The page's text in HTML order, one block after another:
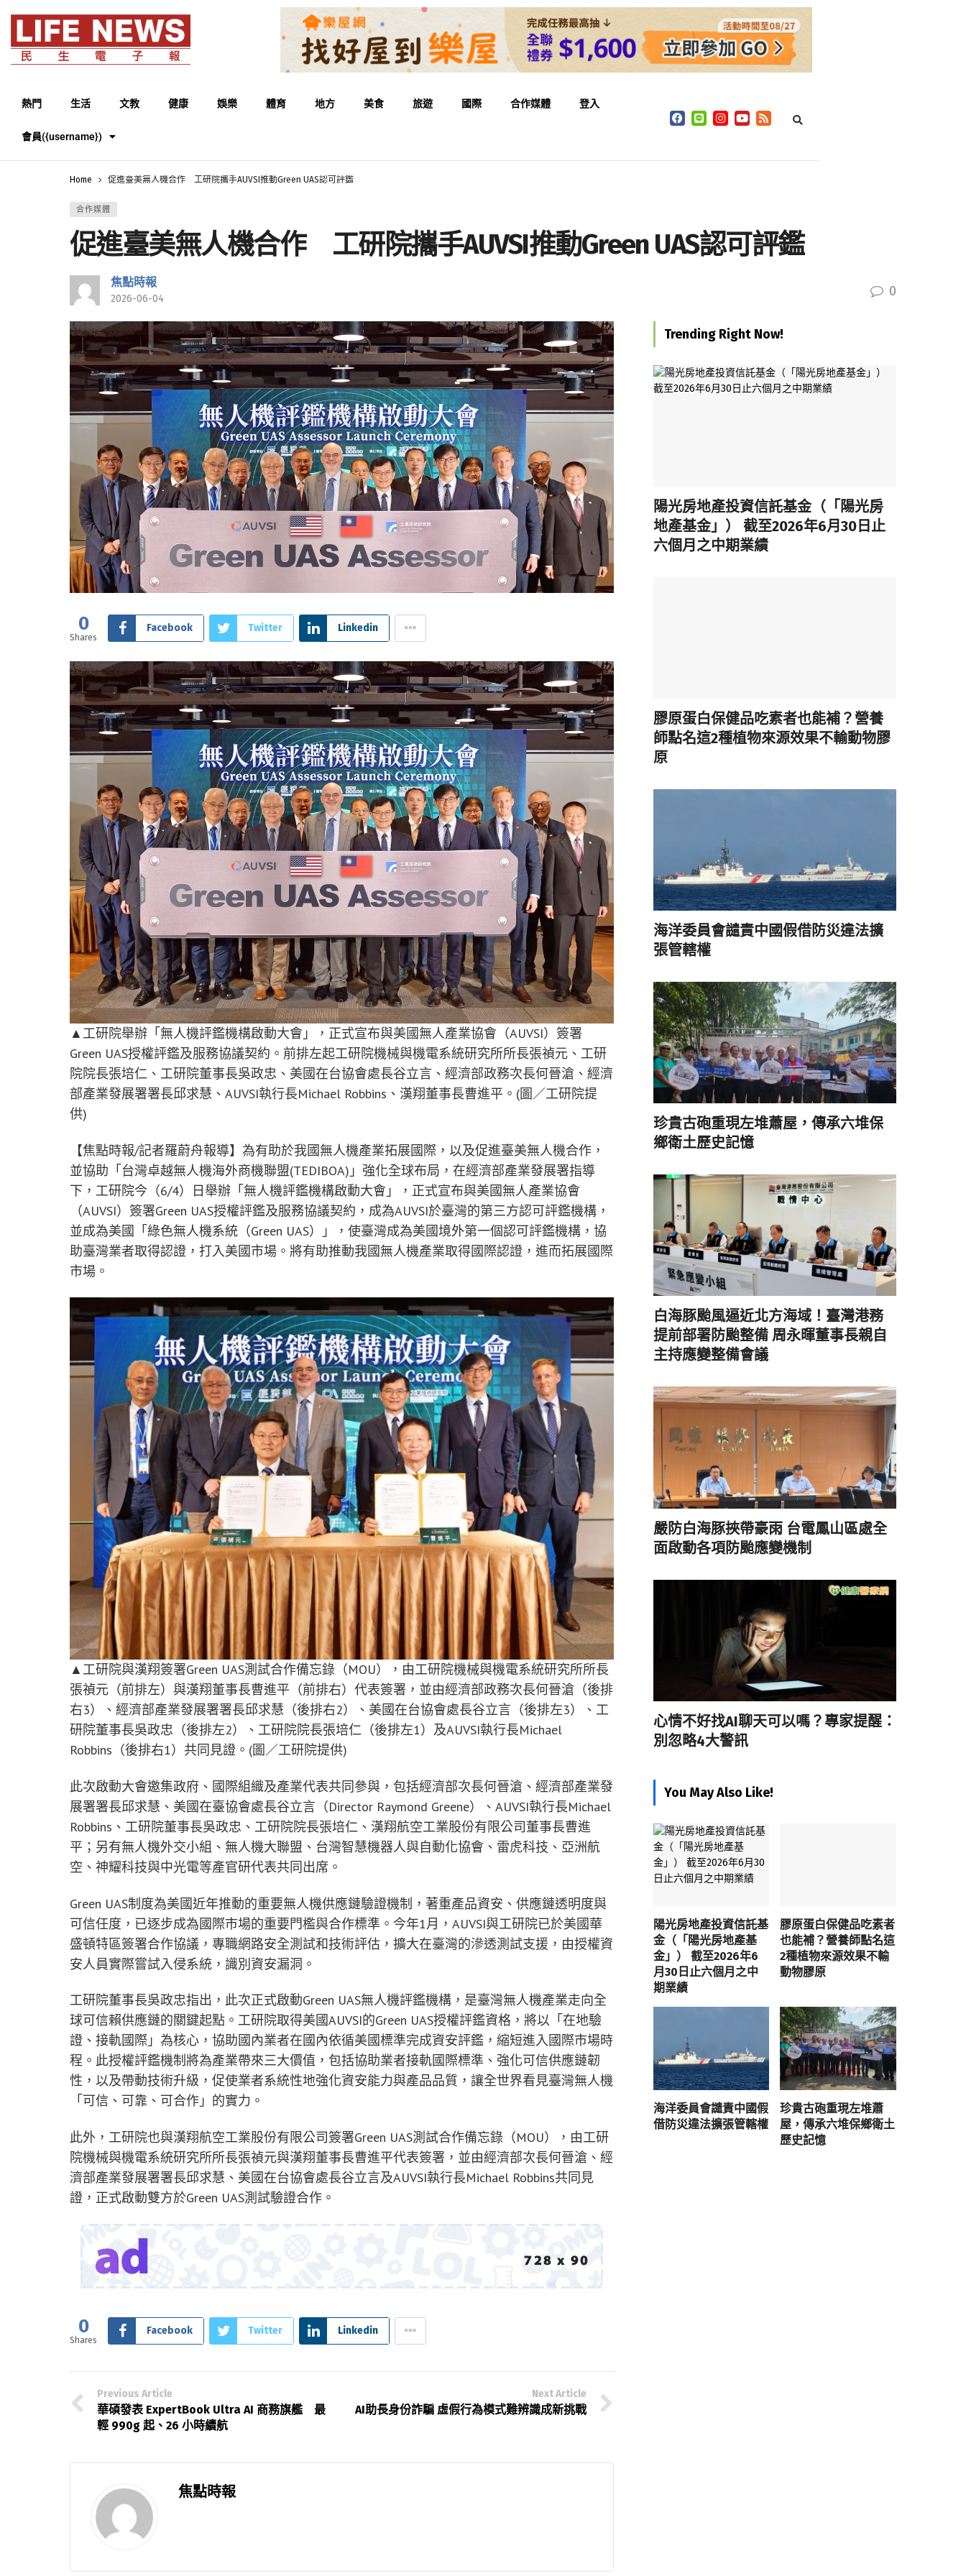
熱門 生活 文教 健康 娛樂 體育 地方 美食 旅遊 國際 合作媒體 登入
會員({username})
Home 促進臺美無人機合作 工研院攜手AUVSI推動Green UAS認可評鑑
合作媒體
促進臺美無人機合作 工研院攜手AUVSI推動Green UAS認可評鑑
焦點時報
2026-06-04 0
0
Shares
Facebook Twitter Linkedin
▲工研院舉辦「無人機評鑑機構啟動大會」，正式宣布與美國無人產業協會（AUVSI）簽署
Green UAS授權評鑑及服務協議契約。前排左起工研院機械與機電系統研究所所長張禎元、工研
院院長張培仁、工研院董事長吳政忠、美國在台協會處長谷立言、經濟部政務次長何晉滄、經濟
部產業發展署署長邱求慧、AUVSI執行長Michael Robbins、漢翔董事長曹進平。(圖／工研院提
供)
【焦點時報/記者羅蔚舟報導】為有助於我國無人機產業拓展國際，以及促進臺美無人機合作，
並協助「台灣卓越無人機海外商機聯盟(TEDIBOA)」強化全球布局，在經濟部產業發展署指導
下，工研院今（6/4）日舉辦「無人機評鑑機構啟動大會」，正式宣布與美國無人產業協會
（AUVSI）簽署Green UAS授權評鑑及服務協議契約，成為AUVSI於臺灣的第三方認可評鑑機構，
並成為美國「綠色無人機系統（Green UAS）」，使臺灣成為美國境外第一個認可評鑑機構，協
助臺灣業者取得認證，打入美國市場。將有助推動我國無人機產業取得國際認證，進而拓展國際
市場。
▲工研院與漢翔簽署Green UAS測試合作備忘錄（MOU），由工研院機械與機電系統研究所所長
張禎元（前排左）與漢翔董事長曹進平（前排右）代表簽署，並由經濟部政務次長何晉滄（後排
右3）、經濟部產業發展署署長邱求慧（後排右2）、美國在台協會處長谷立言（後排左3）、工
研院董事長吳政忠（後排左2）、工研院院長張培仁（後排左1）及AUVSI執行長Michael
Robbins（後排右1）共同見證。(圖／工研院提供)
此次啟動大會邀集政府、國際組織及產業代表共同參與，包括經濟部次長何晉滄、經濟部產業發
展署署長邱求慧、美國在臺協會處長谷立言（Director Raymond Greene）、AUVSI執行長Michael
Robbins、工研院董事長吳政忠、工研院院長張培仁、漢翔航空工業股份有限公司董事長曹進
平；另有無人機外交小組、無人機大聯盟、台灣智慧機器人與自動化協會、雷虎科技、亞洲航
空、神耀科技與中光電等產官研代表共同出席。
Green UAS制度為美國近年推動的重要無人機供應鏈驗證機制，著重產品資安、供應鏈透明度與
可信任度，已逐步成為國際市場的重要門檻與合作標準。今年1月，AUVSI與工研院已於美國華
盛頓特區簽署合作協議，專職網路安全測試和技術評估，擴大在臺灣的滲透測試支援，由授權資
安人員實際嘗試入侵系統，識別資安漏洞。
工研院董事長吳政忠指出，此次正式啟動Green UAS無人機評鑑機構，是臺灣無人機產業走向全
球可信賴供應鏈的關鍵起點。工研院取得美國AUVSI的Green UAS授權評鑑資格，將以「在地驗
證、接軌國際」為核心，協助國內業者在國內依循美國標準完成資安評鑑，縮短進入國際市場時
程。此授權評鑑機制將為產業帶來三大價值，包括協助業者接軌國際標準、強化可信供應鏈韌
性，以及帶動技術升級，促使業者系統性地強化資安能力與產品品質，讓全世界看見臺灣無人機
「可信、可靠、可合作」的實力。
此外，工研院也與漢翔航空工業股份有限公司簽署Green UAS測試合作備忘錄（MOU），由工研
院機械與機電系統研究所所長張禎元與漢翔董事長曹進平代表簽署，並由經濟部次長何晉滄、經
濟部產業發展署署長邱求慧、美國在台協會處長谷立言及AUVSI執行長Michael Robbins共同見
證，正式啟動雙方於Green UAS測試驗證合作。
0
Shares
Facebook Twitter Linkedin
Previous Article
華碩發表 ExpertBook Ultra AI 商務旗艦 最
輕 990g 起、26 小時續航
Next Article
AI助長身份詐騙 虛假行為模式難辨識成新挑戰
焦點時報
Trending Right Now!
陽光房地產投資信託基金（「陽光房
地產基金」） 截至2026年6月30日止
六個月之中期業績
膠原蛋白保健品吃素者也能補？營養
師點名這2種植物來源效果不輸動物膠
原
海洋委員會譴責中國假借防災違法擴
張管轄權
珍貴古砲重現左堆蕭屋，傳承六堆保
鄉衛土歷史記憶
白海豚颱風逼近北方海域！臺灣港務
提前部署防颱整備 周永暉董事長親自
主持應變整備會議
嚴防白海豚挾帶豪雨 台電鳳山區處全
面啟動各項防颱應變機制
心情不好找AI聊天可以嗎？專家提醒：
別忽略4大警訊
You May Also Like!
陽光房地產投資信託基
金（「陽光房地產基
金」） 截至2026年6
月30日止六個月之中
期業績
膠原蛋白保健品吃素者
也能補？營養師點名這
2種植物來源效果不輸
動物膠原
海洋委員會譴責中國假
借防災違法擴張管轄權
珍貴古砲重現左堆蕭
屋，傳承六堆保鄉衛土
歷史記憶